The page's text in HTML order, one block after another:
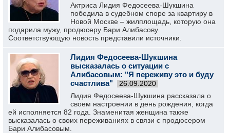
Актриса Лидия Федосеева-Шукшина
победила в судебном споре за квартиру в
Новой Москве – жилплощадь, которую она
подарила мужу, продюсеру Бари Алибасову.
Соответствующую новость представили источники.
Лидия Федосеева-Шукшина
высказалась о ситуации с
Алибасовым: "Я переживу это и буду
счастлива"
26.09.2020
Лидия Федосеева-Шукшина рассказала о
своем настроении в день рождения, когда
ей исполняется 82 года. Знаменитая женщина также
высказалась о своих переживаниях в связи с продюсером
Бари Алибасовым.